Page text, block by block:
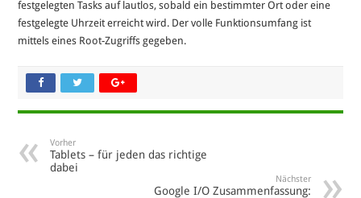
festgelegten Tasks auf lautlos, sobald ein bestimmter Ort oder eine
festgelegte Uhrzeit erreicht wird. Der volle Funktionsumfang ist
mittels eines Root-Zugriffs gegeben.
Vorher
Tablets – für jeden das richtige
dabei
Nächster
Google I/O Zusammenfassung: